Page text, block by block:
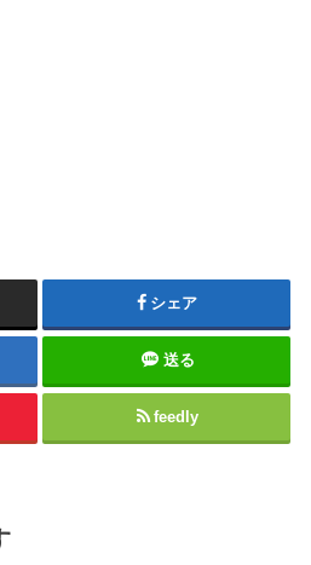
シェア
送る
feedly